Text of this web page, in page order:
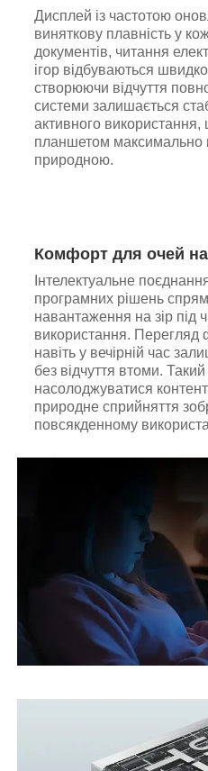
Дисплей із частотою
виняткову плавність у
документів, читання
ігор відбуваються
створюючи відчуття
системи залишається
активного
планшетом максимально
природною.
Комфорт для очей
Інтелектуальне
програмних рішень
навантаження на зір під
використання. Перегляд
навіть у вечірній час
без відчуття втоми.
насолоджуватися
природне сприйняття
повсякденному